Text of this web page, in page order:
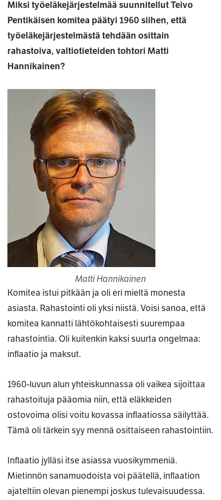
Miksi työeläkejärjestelmää suunnitellut Teivo
Pentikäisen komitea päätyi 1960 siihen, että
työeläkejärjestelmästä tehdään osittain
rahastoiva, valtiotieteiden tohtori Matti
Hannikainen?
Matti Hannikainen
Komitea istui pitkään ja oli eri mieltä monesta
asiasta. Rahastointi oli yksi niistä. Voisi sanoa, että
komitea kannatti lähtökohtaisesti suurempaa
rahastointia. Oli kuitenkin kaksi suurta ongelmaa:
inflaatio ja maksut.
1960-luvun alun yhteiskunnassa oli vaikea sijoittaa
rahastoituja pääomia niin, että eläkkeiden
ostovoima olisi voitu kovassa inflaatiossa säilyttää.
Tämä oli tärkein syy mennä osittaiseen rahastointiin.
Inflaatio jylläsi itse asiassa vuosikymmeniä.
Mietinnön sanamuodoista voi päätellä, inflaation
ajateltiin olevan pienempi joskus tulevaisuudessa.